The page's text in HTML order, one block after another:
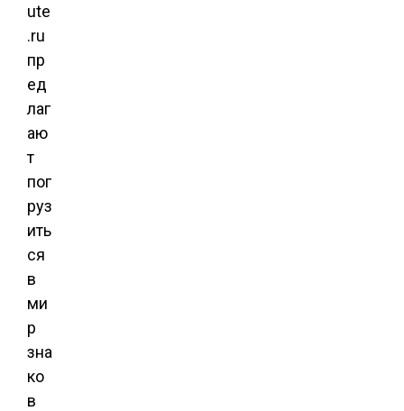
ute
.ru
пр
ед
лаг
аю
т
пог
руз
ить
ся
в
ми
р
зна
ко
в